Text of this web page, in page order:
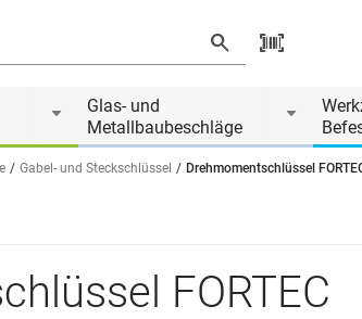
Glas- und
Metallbaubeschläge
Gabel- und Steckschlüssel Drehmomentschlüssel
FORTEC